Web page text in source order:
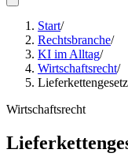
Start/
Rechtsbranche/
KI im Alltag/
Wirtschaftsrecht/
Wirtschaftsrecht